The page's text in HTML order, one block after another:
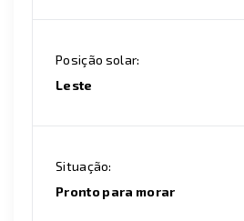
Posição solar:
Leste
Situação:
Pronto para morar